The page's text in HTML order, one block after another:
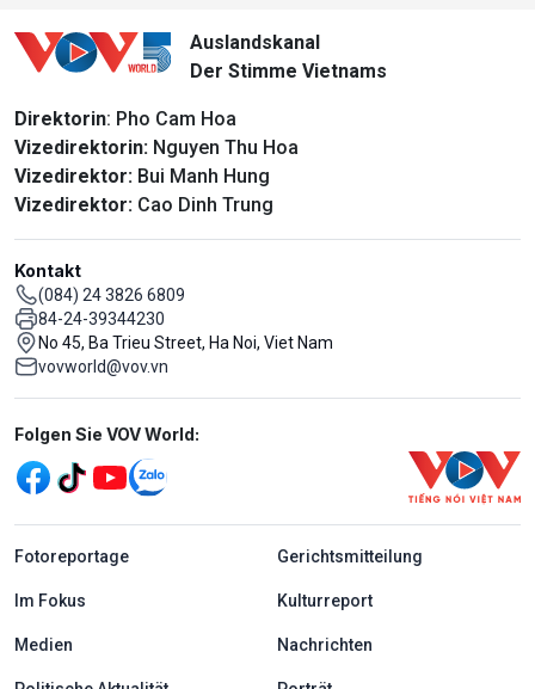
Auslandskanal
Der Stimme Vietnams
Direktorin: Pho Cam Hoa
Vizedirektorin: Nguyen Thu Hoa
Vizedirektor: Bui Manh Hung
Vizedirektor: Cao Dinh Trung
Kontakt
(084) 24 3826 6809
84-24-39344230
No 45, Ba Trieu Street, Ha Noi, Viet Nam
vovworld@vov.vn
Mạng xã hội
Folgen Sie VOV World:
menu footer tiếng Đức
Fotoreportage Gerichtsmitteilung
Im Fokus Kulturreport
Medien Nachrichten